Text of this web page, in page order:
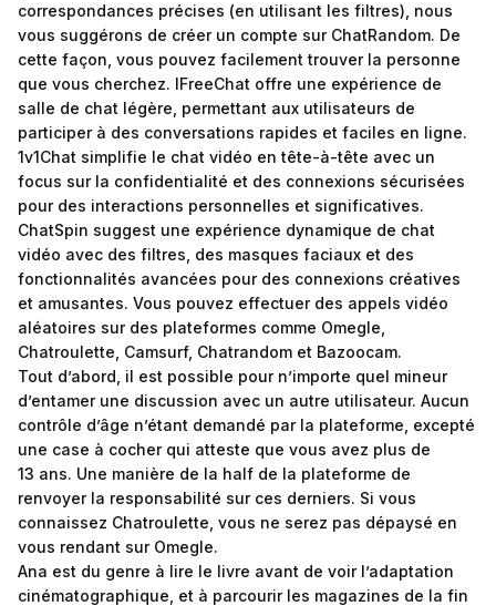
correspondances précises (en utilisant les filtres), nous
vous suggérons de créer un compte sur ChatRandom. De
cette façon, vous pouvez facilement trouver la personne
que vous cherchez. IFreeChat offre une expérience de
salle de chat légère, permettant aux utilisateurs de
participer à des conversations rapides et faciles en ligne.
1v1Chat simplifie le chat vidéo en tête-à-tête avec un
focus sur la confidentialité et des connexions sécurisées
pour des interactions personnelles et significatives.
ChatSpin suggest une expérience dynamique de chat
vidéo avec des filtres, des masques faciaux et des
fonctionnalités avancées pour des connexions créatives
et amusantes. Vous pouvez effectuer des appels vidéo
aléatoires sur des plateformes comme Omegle,
Chatroulette, Camsurf, Chatrandom et Bazoocam.
Tout d’abord, il est possible pour n’importe quel mineur
d’entamer une discussion avec un autre utilisateur. Aucun
contrôle d’âge n’étant demandé par la plateforme, excepté
une case à cocher qui atteste que vous avez plus de
13 ans. Une manière de la half de la plateforme de
renvoyer la responsabilité sur ces derniers. Si vous
connaissez Chatroulette, vous ne serez pas dépaysé en
vous rendant sur Omegle.
Ana est du genre à lire le livre avant de voir l’adaptation
cinématographique, et à parcourir les magazines de la fin